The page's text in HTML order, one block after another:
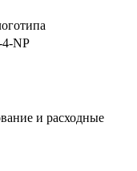
NP
и расходные